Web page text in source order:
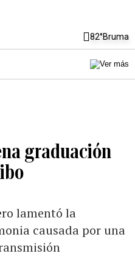
82°Bruma
graduación
lamentó la
causada por una